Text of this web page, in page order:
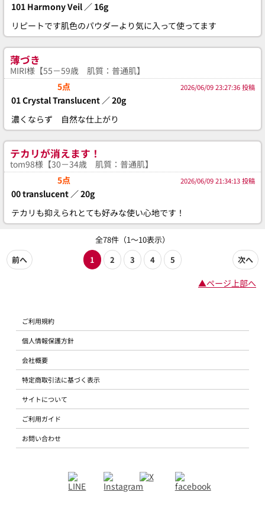
101 Harmony Veil ／ 16g
リピートです肌色のパウダーより気に入って使ってます
薄づき
MIRI様【55－59歳 肌質：普通肌】
5点
2026/06/09 23:27:36 投稿
01 Crystal Translucent ／ 20g
濃くならず 自然な仕上がり
テカリが消えます！
tom98様【30－34歳 肌質：普通肌】
5点
2026/06/09 21:34:13 投稿
00 translucent ／ 20g
テカリも抑えられとても好みな使い心地です！
全78件（1～10表示）
前へ
1 2 3 4 5 次へ
▲ページ上部へ
ご利用規約
個人情報保護方針
会社概要
特定商取引法に基づく表示
サイトについて
ご利用ガイド
お問い合わせ